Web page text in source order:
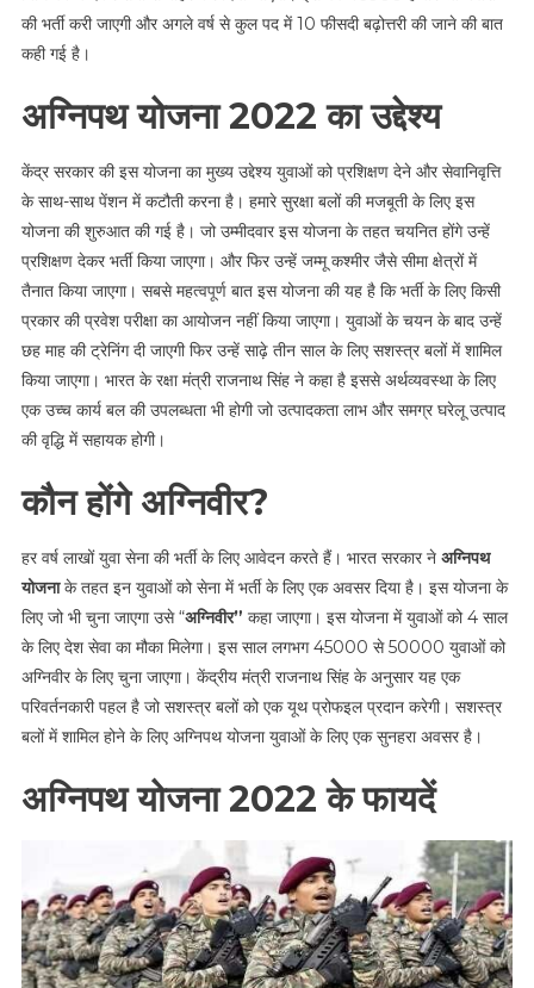
की भर्ती करी जाएगी और अगले वर्ष से कुल पद में 10 फीसदी बढ़ोत्तरी की जाने की बात
कही गई है।
अग्निपथ योजना 2022 का उद्देश्य
केंद्र सरकार की इस योजना का मुख्य उद्देश्य युवाओं को प्रशिक्षण देने और सेवानिवृत्ति
के साथ-साथ पेंशन में कटौती करना है। हमारे सुरक्षा बलों की मजबूती के लिए इस
योजना की शुरुआत की गई है। जो उम्मीदवार इस योजना के तहत चयनित होंगे उन्हें
प्रशिक्षण देकर भर्ती किया जाएगा। और फिर उन्हें जम्मू कश्मीर जैसे सीमा क्षेत्रों में
तैनात किया जाएगा। सबसे महत्वपूर्ण बात इस योजना की यह है कि भर्ती के लिए किसी
प्रकार की प्रवेश परीक्षा का आयोजन नहीं किया जाएगा। युवाओं के चयन के बाद उन्हें
छह माह की ट्रेनिंग दी जाएगी फिर उन्हें साढ़े तीन साल के लिए सशस्त्र बलों में शामिल
किया जाएगा। भारत के रक्षा मंत्री राजनाथ सिंह ने कहा है इससे अर्थव्यवस्था के लिए
एक उच्च कार्य बल की उपलब्धता भी होगी जो उत्पादकता लाभ और समग्र घरेलू उत्पाद
की वृद्धि में सहायक होगी।
कौन होंगे अग्निवीर?
हर वर्ष लाखों युवा सेना की भर्ती के लिए आवेदन करते हैं। भारत सरकार ने अग्निपथ
योजनाके तहत इन युवाओं को सेना में भर्ती के लिए एक अवसर दिया है। इस योजना के
लिए जो भी चुना जाएगा उसे “अग्निवीर” कहा जाएगा। इस योजना में युवाओं को 4 साल
के लिए देश सेवा का मौका मिलेगा। इस साल लगभग 45000 से 50000 युवाओं को
अग्निवीर के लिए चुना जाएगा। केंद्रीय मंत्री राजनाथ सिंह के अनुसार यह एक
परिवर्तनकारी पहल है जो सशस्त्र बलों को एक यूथ प्रोफइल प्रदान करेगी। सशस्त्र
बलों में शामिल होने के लिए अग्निपथ योजना युवाओं के लिए एक सुनहरा अवसर है।
अग्निपथ योजना 2022 के फायदें